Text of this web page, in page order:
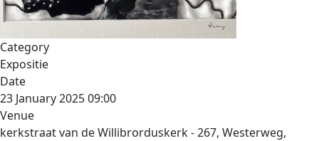
Category
Expositie
Date
23 January 202509:00
Venue
kerkstraat van de Willibrorduskerk - 267, Westerweg,